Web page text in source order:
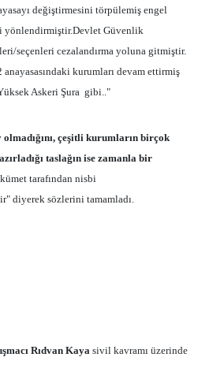
değiştirmesini törpülemiş engel
yönlendirmiştir.Devlet Güvenlik
seçenleri cezalandırma yoluna gitmiştir.
kurumları devam ettirmiş
Askeri Şura gibi.."
çeşitli kurumların birçok
taslağın ise zamanla bir
tarafından nisbi
diyerek sözlerini tamamladı.
Rıdvan Kaya sivil kavramı üzerinde